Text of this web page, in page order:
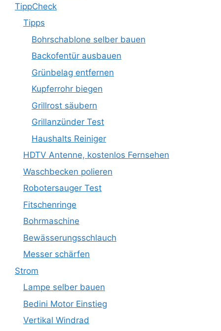
TippCheck
Tipps
Bohrschablone selber bauen
Backofentür ausbauen
Grünbelag entfernen
Kupferrohr biegen
Grillrost säubern
Grillanzünder Test
Haushalts Reiniger
HDTV Antenne, kostenlos Fernsehen
Waschbecken polieren
Robotersauger Test
Fitschenringe
Bohrmaschine
Bewässerungsschlauch
Messer schärfen
Strom
Lampe selber bauen
Bedini Motor Einstieg
Vertikal Windrad